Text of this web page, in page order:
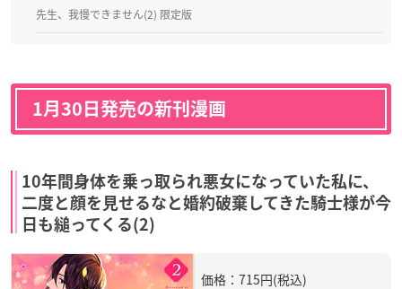
先生、我慢できません(2) 限定版
1月30日発売の新刊漫画
10年間身体を乗っ取られ悪女になっていた私に、
二度と顔を見せるなと婚約破棄してきた騎士様が今
日も縋ってくる(2)
価格：715円(税込)